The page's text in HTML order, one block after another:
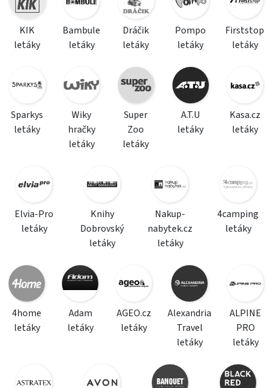
KIK
letáky
Bambule
letáky
Dráčik
letáky
Pompo
letáky
Firststop
letáky
Sparkys
letáky
Wiky
hračky
letáky
Super
Zoo
letáky
A.T.U
letáky
Kasa.cz
letáky
Elvia-Pro
letáky
Knihy
Dobrovský
letáky
Nakup-
nabytek.cz
letáky
4camping
letáky
4home
letáky
Adam
letáky
AGEO.cz
letáky
Alexandria
Travel
letáky
ALPINE
PRO
letáky